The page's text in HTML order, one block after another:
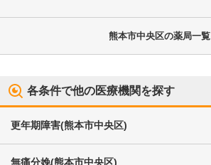
熊本市中央区の薬局一覧
各条件で他の医療機関を探す
更年期障害(熊本市中央区)
無痛分娩(熊本市中央区)